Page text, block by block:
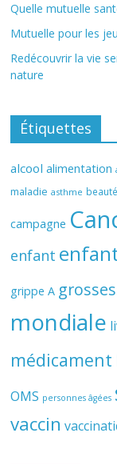
Quelle mutuelle
Mutuelle pour les
Redécouvrir la vie
nature
Étiquettes
alcool alimentation
maladie asthme beauté
campagne
enfant
grippe A
mondiale
médicament
OMS personnes âgées
vaccin